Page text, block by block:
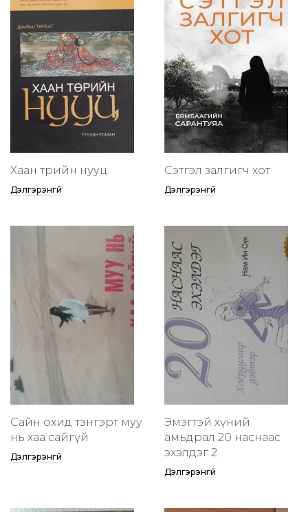
Хаан төрийн нууц
Дэлгэрэнгүй
Сэтгэл залгигч хот
Дэлгэрэнгүй
Сайн охид тэнгэрт муу
нь хаа сайгүй
Дэлгэрэнгүй
Эмэгтэй хүний
амьдрал 20 наснаас
эхэлдэг 2
Дэлгэрэнгүй